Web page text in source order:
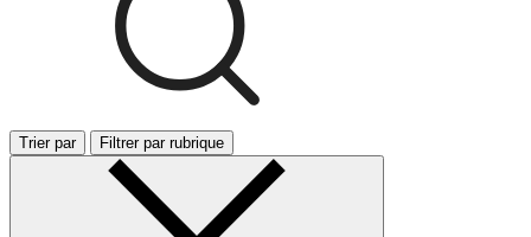
Trier par Filtrer par rubrique